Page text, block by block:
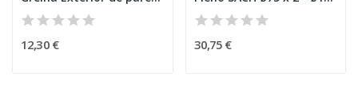
12,30 € 30,75 €